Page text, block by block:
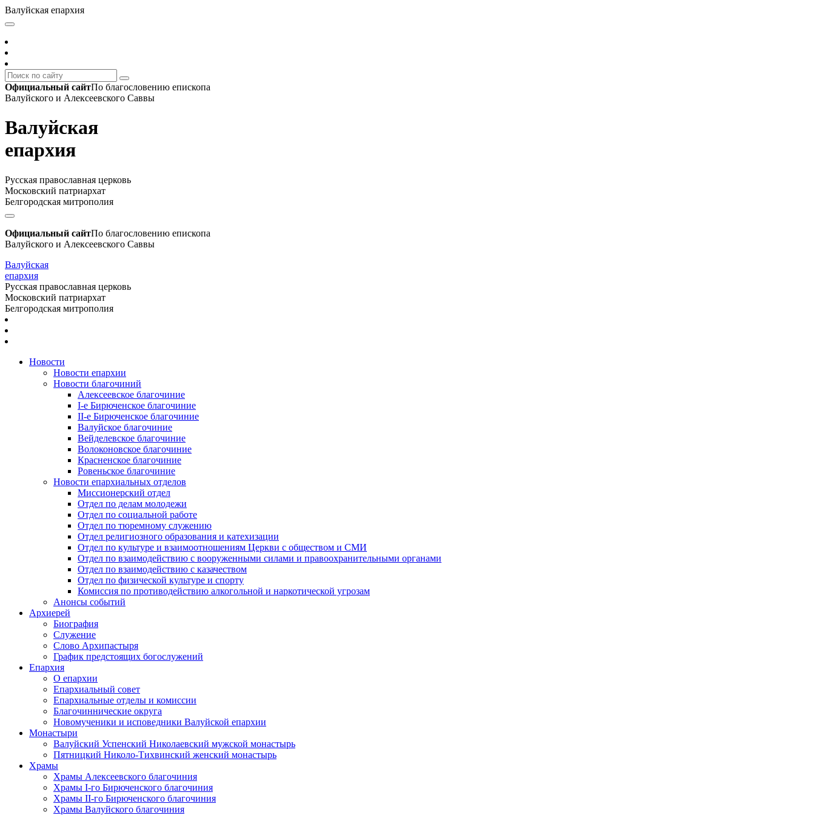
Валуйская епархия
Официальный сайтПо благословению епископа
Валуйского и Алексеевского Саввы
Валуйская
епархия
Русская православная церковь
Московский патриархат
Белгородская митрополия
Официальный сайтПо благословению епископа
Валуйского и Алексеевского Саввы
Валуйская
епархия
Русская православная церковь
Московский патриархат
Белгородская митрополия
Новости
Новости епархии
Новости благочиний
Алексеевское благочиние
I-е Бирюченское благочиние
II-е Бирюченское благочиние
Валуйское благочиние
Вейделевское благочиние
Волоконовское благочиние
Красненское благочиние
Ровеньское благочиние
Новости епархиальных отделов
Миссионерский отдел
Отдел по делам молодежи
Отдел по социальной работе
Отдел по тюремному служению
Отдел религиозного образования и катехизации
Отдел по культуре и взаимоотношениям Церкви с обществом и СМИ
Отдел по взаимодействию с вооруженными силами и правоохранительными органами
Отдел по взаимодействию с казачеством
Отдел по физической культуре и спорту
Комиссия по противодействию алкогольной и наркотической угрозам
Анонсы событий
Архиерей
Биография
Служение
Слово Архипастыря
График предстоящих богослужений
Епархия
О епархии
Епархиальный совет
Епархиальные отделы и комиссии
Благочиннические округа
Новомученики и исповедники Валуйской епархии
Монастыри
Валуйский Успенский Николаевский мужской монастырь
Пятницкий Николо-Тихвинский женский монастырь
Храмы
Храмы Алексеевского благочиния
Храмы I-го Бирюченского благочиния
Храмы II-го Бирюченского благочиния
Храмы Валуйского благочиния